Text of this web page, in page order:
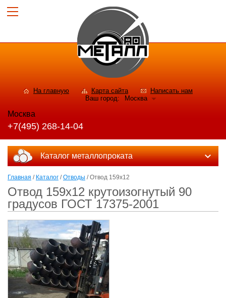
На главную Карта сайта
Написать нам
Ваш город:
Москва
Москва
+7(495) 268-14-04
Каталог металлопроката
Главная / Каталог /Отводы / Отвод 159х12
Отвод 159х12 крутоизогнутый 90
градусов ГОСТ 17375-2001